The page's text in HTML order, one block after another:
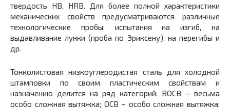
твердость HB, HRB. Для более полной характеристики
механических свойств предусматриваются различные
технологические пробы: испытания на изгиб, на
выдавливание лунки (проба по Эриксену), на перегибы и
др.
Тонколистовая низкоуглеродистая сталь для холодной
штамповки по своим пластическим свойствам и
назначению делится на ряд категорий: ВОСВ – весьма
особо сложная вытяжка; ОСВ – особо сложная вытяжка;